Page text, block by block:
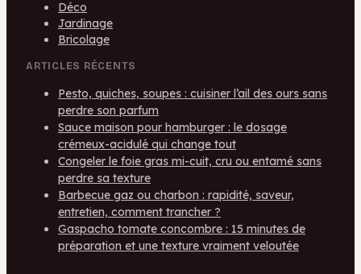
Déco
Jardinage
Bricolage
ARTICLES RÉCENTS
Pesto, quiches, soupes : cuisiner l’ail des ours sans
perdre son parfum
Sauce maison pour hamburger : le dosage
crémeux-acidulé qui change tout
Congeler le foie gras mi-cuit, cru ou entamé sans
perdre sa texture
Barbecue gaz ou charbon : rapidité, saveur,
entretien, comment trancher ?
Gaspacho tomate concombre : 15 minutes de
préparation et une texture vraiment veloutée